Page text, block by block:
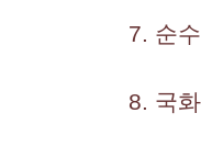
7. 순
8. 국